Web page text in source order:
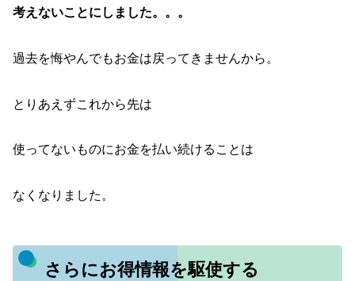
考えないことにしました。。。
過去を悔やんでもお金は戻ってきませんから。
とりあえずこれから先は
使ってないものにお金を払い続けることは
なくなりました。
さらにお得情報を駆使する